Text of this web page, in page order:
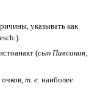
указывать как
(сын Павсания,
т. е. наиболее